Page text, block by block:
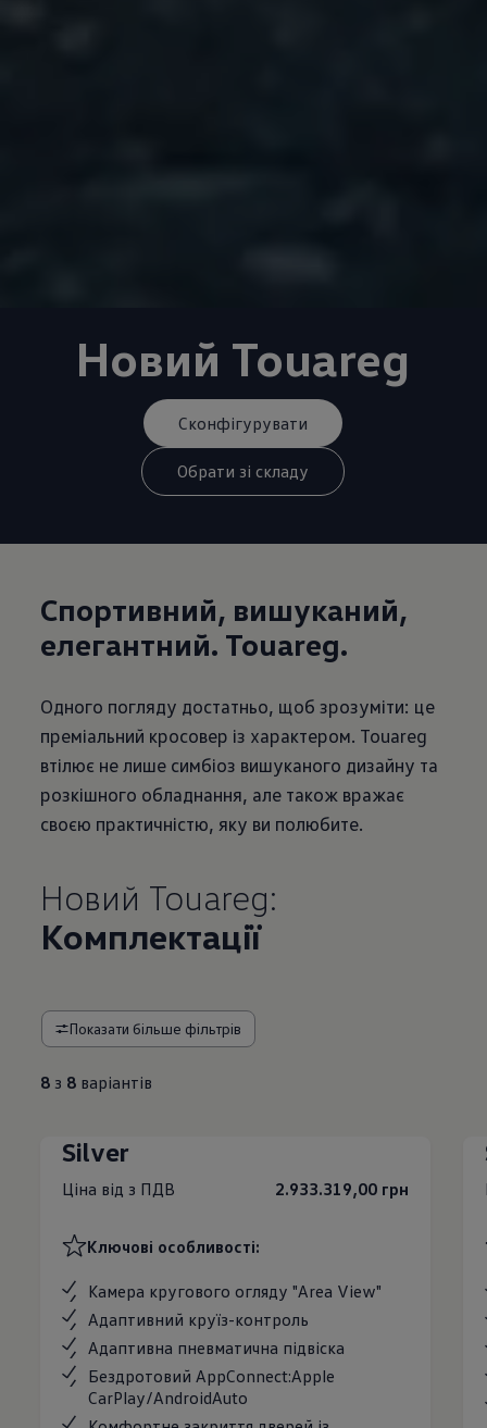
Новий Touareg
Сконфігурувати
Обрати зі складу
Спортивний, вишуканий,
елегантний. Touareg.
Одного погляду достатньо, щоб зрозуміти: це
преміальний кросовер із характером. Touareg
втілює не лише симбіоз вишуканого дизайну та
розкішного обладнання, але також вражає
своєю практичністю, яку ви полюбите.
Новий Touareg:
Комплектації
Показати більше фільтрів
8 з 8 варіантів
Silver
Ціна від з ПДВ 2.933.319,00 грн
Ключові особливості:
Камера кругового огляду "Area View"
Адаптивний круїз-контроль
Адаптивна пневматична підвіска
Бездротовий AppConnect:Apple
CarPlay/AndroidAuto